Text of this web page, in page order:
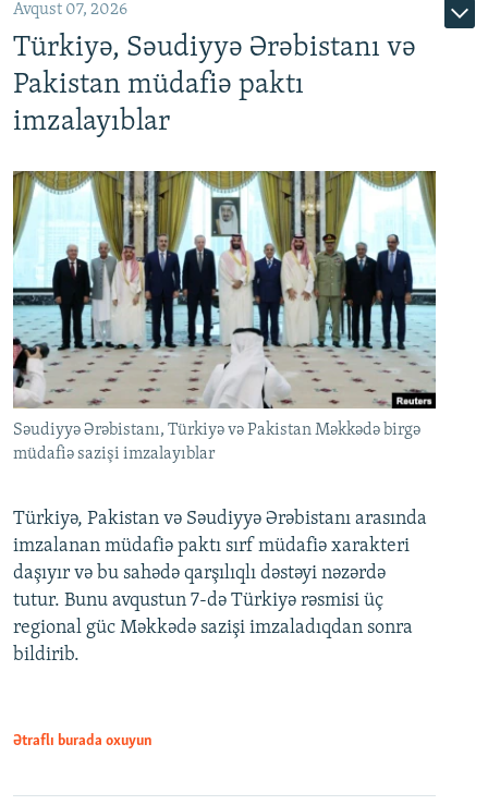
Avqust 07, 2026
Türkiyə, Səudiyyə Ərəbistanı və
Pakistan müdafiə paktı
imzalayıblar
Səudiyyə Ərəbistanı, Türkiyə və Pakistan Məkkədə birgə
müdafiə sazişi imzalayıblar
Türkiyə, Pakistan və Səudiyyə Ərəbistanı arasında
imzalanan müdafiə paktı sırf müdafiə xarakteri
daşıyır və bu sahədə qarşılıqlı dəstəyi nəzərdə
tutur. Bunu avqustun 7-də Türkiyə rəsmisi üç
regional güc Məkkədə sazişi imzaladıqdan sonra
bildirib.
Ətraflı burada oxuyun